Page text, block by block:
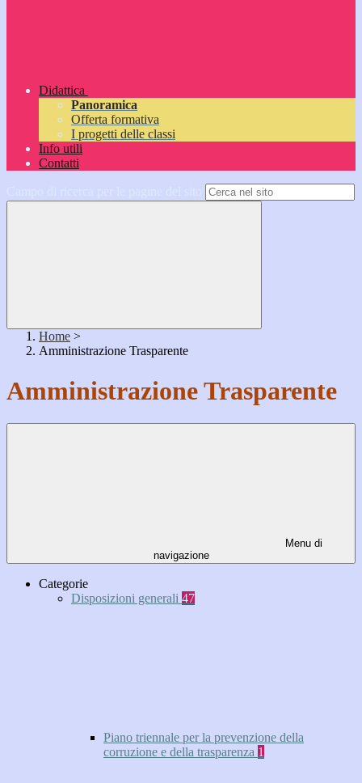
Didattica
Panoramica
Offerta formativa
I progetti delle classi
Info utili
Contatti
Home >
Amministrazione Trasparente
Amministrazione Trasparente
Menu di
navigazione
Categorie
Disposizioni generali 47
Piano triennale per la prevenzione della
corruzione e della trasparenza 1